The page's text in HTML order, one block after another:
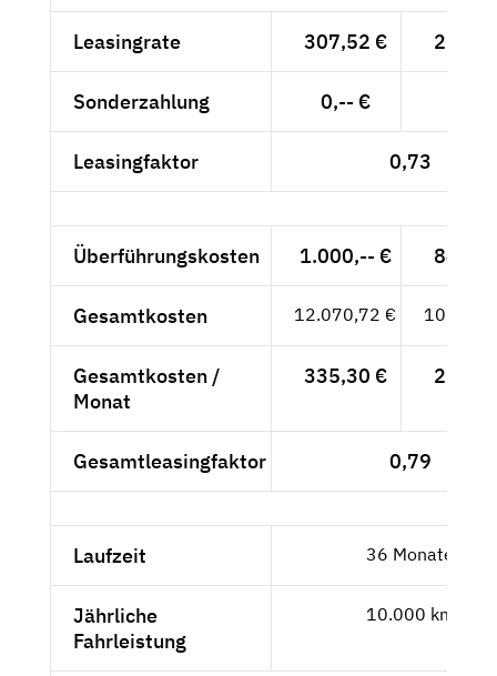
Leasingrate 307,52 €
Sonderzahlung 0,-- €
Leasingfaktor 0,73
Überführungskosten 1.000,-- €
Gesamtkosten 12.070,72 €
Gesamtkosten /
Monat
335,30 €
Gesamtleasingfaktor 0,79
Laufzeit 36 Monate
Jährliche
Fahrleistung
10.000 km